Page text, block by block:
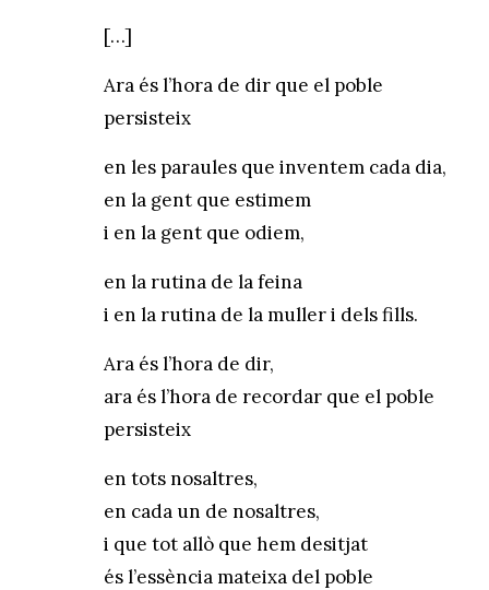
[…]
Ara és l’hora de dir que el poble
persisteix
en les paraules que inventem cada dia,
en la gent que estimem
i en la gent que odiem,
en la rutina de la feina
i en la rutina de la muller i dels fills.
Ara és l’hora de dir,
ara és l’hora de recordar que el poble
persisteix
en tots nosaltres,
en cada un de nosaltres,
i que tot allò que hem desitjat
és l’essència mateixa del poble